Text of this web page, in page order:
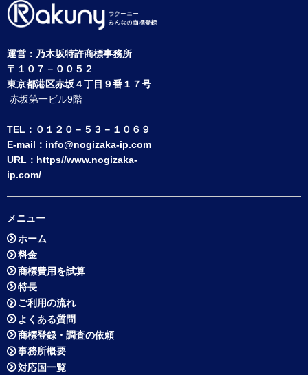
運営： 乃木坂特許商標事務所
〒１０７－００５２
東京都港区赤坂４丁目９番１７号
赤坂第一ビル9階
TEL：０１２０－５３－１０６９
E-mail： info@nogizaka-ip.com
URL： https//www.nogizaka-
ip.com/
メニュー
ホーム
料金
商標費用を試算
特長
ご利用の流れ
よくある質問
商標登録・調査の依頼
事務所概要
対応国一覧